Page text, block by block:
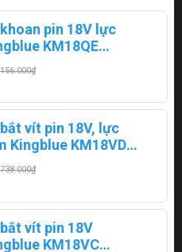
pin 18V lực
KM18QE
(Chân Makita)
vít pin 18V, lực
Kingblue KM18VD
vít pin 18V
KM18VC